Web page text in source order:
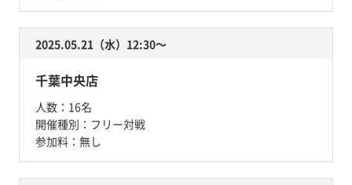
2025.05.21（水）12:30〜
千葉中央店
人数： 16名
開催種別： フリー対戦
参加料： 無し